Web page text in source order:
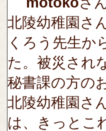
北陵幼稚園さ
くろう先生か
た。被災され
秘書課の方の
北陵幼稚園さ
は、きっとこ